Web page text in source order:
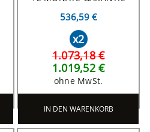
536,59 €
x2
1.073,18 €
1.019,52 €
ohne MwSt.
IN DEN WARENKORB